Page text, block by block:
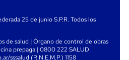
25 de junio S.P.R. Todos los
de salud | Órgano de control de obras
prepaga | 0800 222 SALUD
sssalud (R.N.E.M.P.) 1158